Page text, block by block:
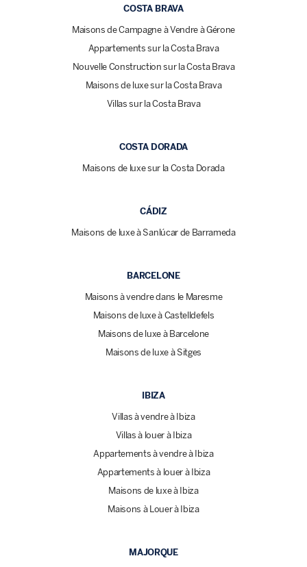
COSTA BRAVA
Maisons de Campagne à Vendre à Gérone
Appartements sur la Costa Brava
Nouvelle Construction sur la Costa Brava
Maisons de luxe sur la Costa Brava
Villas sur la Costa Brava
COSTA DORADA
Maisons de luxe sur la Costa Dorada
CÁDIZ
Maisons de luxe à Sanlúcar de Barrameda
BARCELONE
Maisons à vendre dans le Maresme
Maisons de luxe à Castelldefels
Maisons de luxe à Barcelone
Maisons de luxe à Sitges
IBIZA
Villas à vendre à Ibiza
Villas à louer à Ibiza
Appartements à vendre à Ibiza
Appartements à louer à Ibiza
Maisons de luxe à Ibiza
Maisons à Louer à Ibiza
MAJORQUE